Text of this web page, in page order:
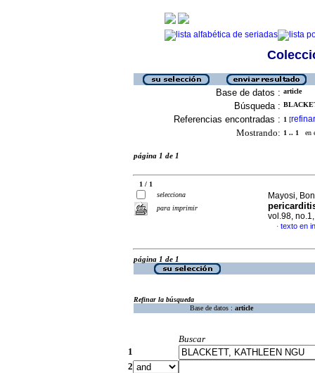
Base de datos : article
Búsqueda :
Referencias encontradas : 1 [refinar
Mostrando: 1 .. 1 en
página 1 de 1
1 / 1
selecciona
para imprimir
Mayosi,
vol.98,
· texto en
página 1 de 1
Refinar la búsqueda
Base de datos : article
Buscar
1
2